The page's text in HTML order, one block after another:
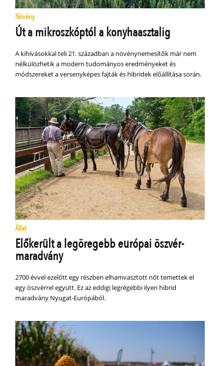
Növény
Út a mikroszkóptól a konyhaasztalig
A kihívásokkal teli 21. században a növénynemesítők már nem
nélkülözhetik a modern tudományos eredményeket és
módszereket a versenyképes fajták és hibridek előállítása során.
Állat
Előkerült a legöregebb európai öszvér-
maradvány
2700 évvel ezelőtt egy részben elhamvasztott nőt temettek el
egy öszvérrel együtt. Ez az eddigi legrégebbi ilyen hibrid
maradvány Nyugat-Európából.